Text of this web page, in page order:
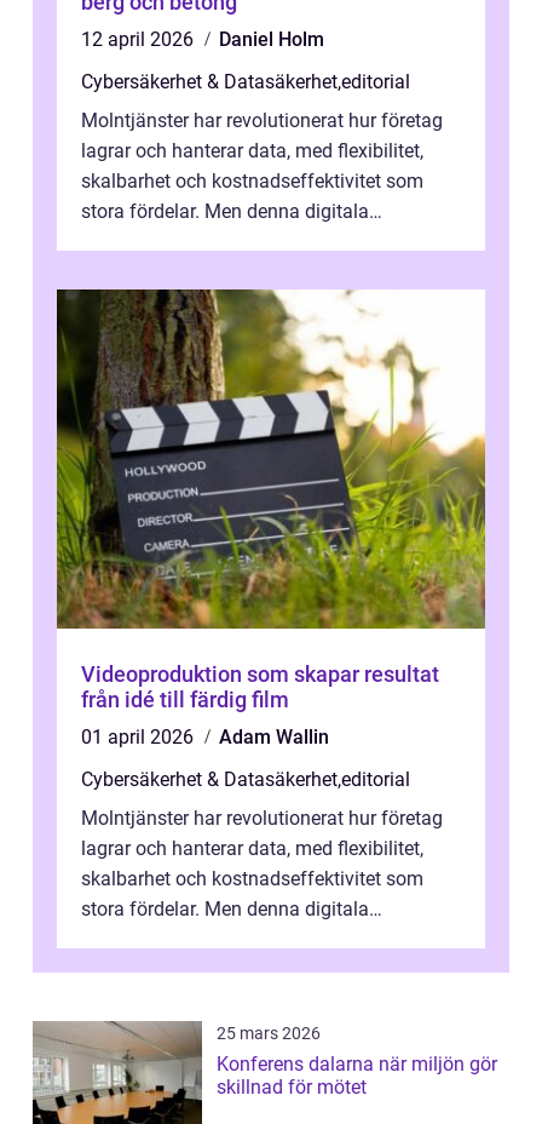
12 april 2026
Daniel Holm
Cybersäkerhet & Datasäkerhet,editorial
Molntjänster har revolutionerat hur företag
lagrar och hanterar data, med flexibilitet,
skalbarhet och kostnadseffektivitet som
stora fördelar. Men denna digitala
Videoproduktion som skapar resultat
från idé till färdig film
01 april 2026
Adam Wallin
Cybersäkerhet & Datasäkerhet,editorial
Molntjänster har revolutionerat hur företag
lagrar och hanterar data, med flexibilitet,
skalbarhet och kostnadseffektivitet som
stora fördelar. Men denna digitala
25 mars 2026
Konferens dalarna när miljön gör
skillnad för mötet